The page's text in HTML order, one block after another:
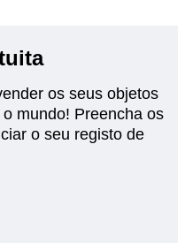
os seus objetos
mundo! Preencha os
o seu registo de